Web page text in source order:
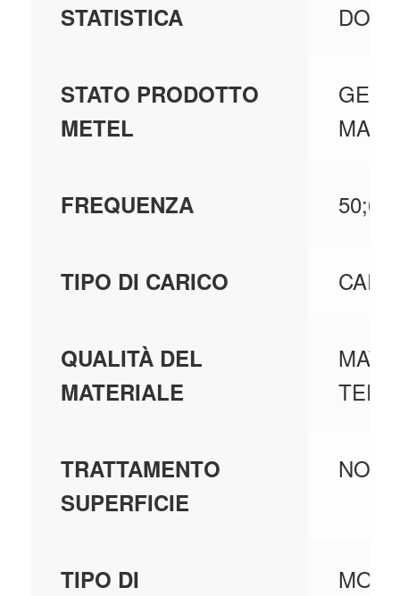
STATISTICA
STATO PRODOTTO
METEL
FREQUENZA 50;60
TIPO DI CARICO
QUALITÀ DEL
MATERIALE
TRATTAMENTO
SUPERFICIE
NON
TIPO DI